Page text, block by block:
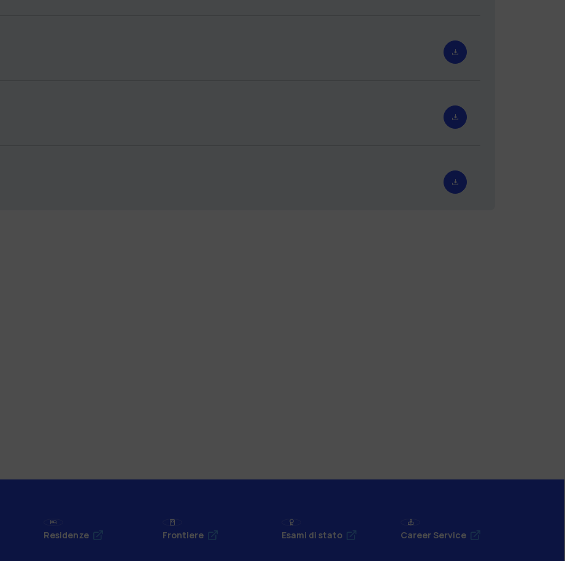
Residenze Frontiere Esami di stato Career Service